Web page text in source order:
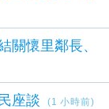
懷里鄰長、
座談 (1 小時前)